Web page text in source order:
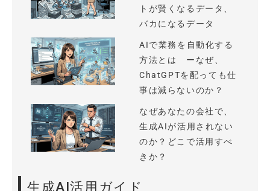
トが賢くなるデータ、
バカになるデータ
AIで業務を自動化する
方法とは ーなぜ、
ChatGPTを配っても仕
事は減らないのか？
なぜあなたの会社で、
生成AIが活用されない
のか？どこで活用すべ
きか？
生成AI活用ガイド